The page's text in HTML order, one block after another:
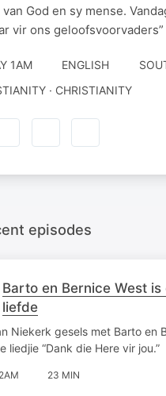
God en sy mense.
vir ons geloofsvoorvaders”
1AM ENGLISH
· CHRISTIANITY
episodes
Barto en Bernice West
liefde
Niekerk gesels met Barto en
liedjie “Dank die Here vir jou.”
23 MIN